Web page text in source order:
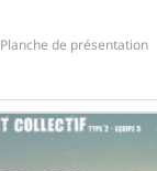
Planche de présentation